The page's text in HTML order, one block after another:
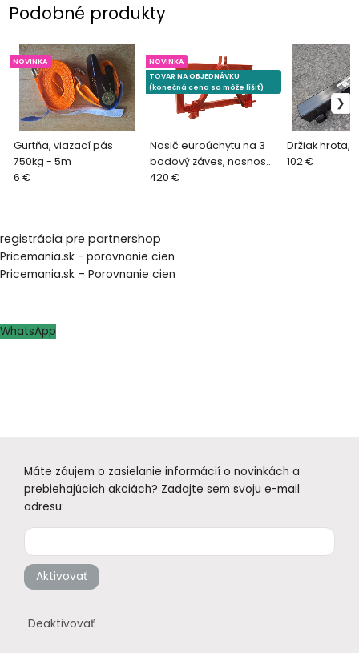
Podobné produkty
Gurtňa, viazací pás
750kg - 5m
NOVINKA
6 €
Nosič euroúchytu na 3
bodový záves, nosnosť
1000kg
NOVINKA
TOVAR NA OBJEDNÁVKU
(konečná cena sa môže líšiť)
420 €
Držiak hrota,
102 €
registrácia pre partnershop
Pricemania.sk - porovnanie cien
Pricemania.sk – Porovnanie cien
WhatsApp
Máte záujem o zasielanie informácií o novinkách a
prebiehajúcich akciách? Zadajte sem svoju e-mail
adresu:
Aktivovať
Deaktivovať